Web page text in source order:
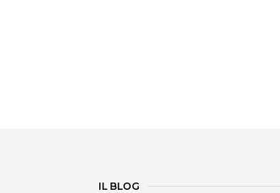
IL BLOG